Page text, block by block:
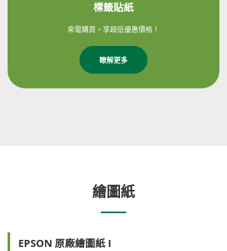
標籤貼紙
來電購買，享超低優惠價格！
瞭解更多
繪圖紙
EPSON 原廠繪圖紙 I